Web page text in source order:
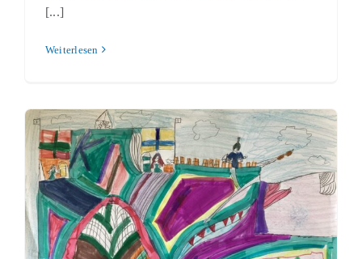
[...]
Weiterlesen
Vineta
Schulleben